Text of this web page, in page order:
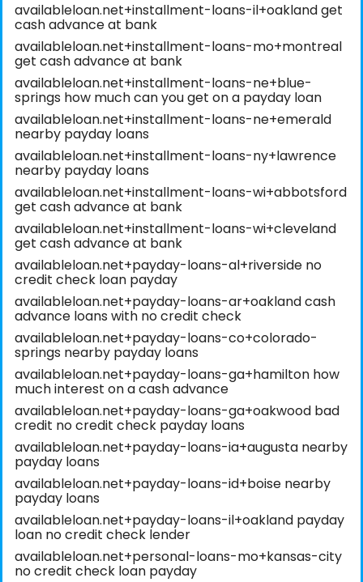
availableloan.net+installment-loans-il+oakland get
cash advance at bank
availableloan.net+installment-loans-mo+montreal
get cash advance at bank
availableloan.net+installment-loans-ne+blue-
springs how much can you get on a payday loan
availableloan.net+installment-loans-ne+emerald
nearby payday loans
availableloan.net+installment-loans-ny+lawrence
nearby payday loans
availableloan.net+installment-loans-wi+abbotsford
get cash advance at bank
availableloan.net+installment-loans-wi+cleveland
get cash advance at bank
availableloan.net+payday-loans-al+riverside no
credit check loan payday
availableloan.net+payday-loans-ar+oakland cash
advance loans with no credit check
availableloan.net+payday-loans-co+colorado-
springs nearby payday loans
availableloan.net+payday-loans-ga+hamilton how
much interest on a cash advance
availableloan.net+payday-loans-ga+oakwood bad
credit no credit check payday loans
availableloan.net+payday-loans-ia+augusta nearby
payday loans
availableloan.net+payday-loans-id+boise nearby
payday loans
availableloan.net+payday-loans-il+oakland payday
loan no credit check lender
availableloan.net+personal-loans-mo+kansas-city
no credit check loan payday